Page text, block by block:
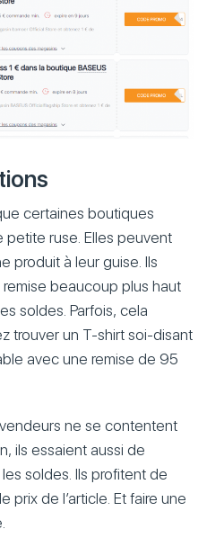
certaines boutiques
petite ruse. Elles peuvent
produit à leur guise. Ils
beaucoup plus haut
soldes. Parfois, cela
trouver un T-shirt soi-disant
avec une remise de 95
ne se contentent
ils essaient aussi de
soldes. Ils profitent de
prix de l’article. Et faire une